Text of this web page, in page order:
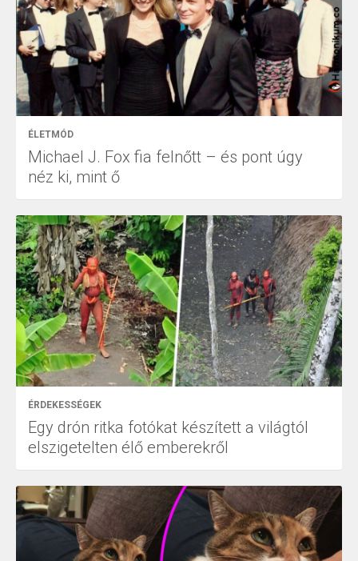
ÉLETMÓD
Michael J. Fox fia felnőtt – és pont úgy
néz ki, mint ő
ÉRDEKESSÉGEK
Egy drón ritka fotókat készített a világtól
elszigetelten élő emberekről